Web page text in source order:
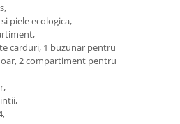
piele ecologica,
carduri, 1 buzunar pentru
2 compartiment pentru